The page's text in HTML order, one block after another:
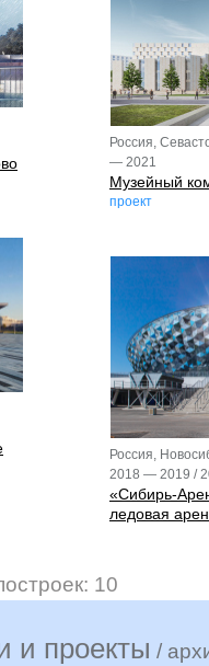
Россия,
— 2021
Музейный
проект
Россия,
2018 — 2019 /
«Сибирь-
ледовая
10
и проекты /